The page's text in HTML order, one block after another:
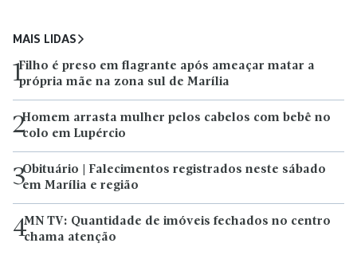
MAIS LIDAS
1Filho é preso em flagrante após ameaçar matar a
própria mãe na zona sul de Marília
2Homem arrasta mulher pelos cabelos com bebê no
colo em Lupércio
3Obituário | Falecimentos registrados neste sábado
em Marília e região
4MN TV: Quantidade de imóveis fechados no centro
chama atenção